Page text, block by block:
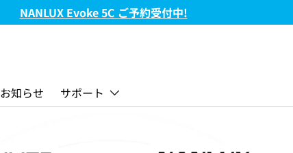
FC-720B & FC-720C 新発売!
お知らせ サポート